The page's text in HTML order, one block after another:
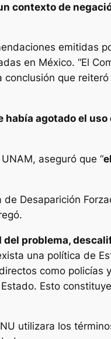
contexto de
emitidas
en México. “El
que
había agotado el
aseguró que “
Desaparición
problema,
una política de
como policías
Esto
utilizara los